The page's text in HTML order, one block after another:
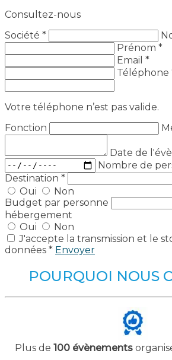
Consultez-nous
Société *
Prénom *
Email *
Téléphone
Votre téléphone n’est pas valide.
Fonction
Date de
Nombre de
Destination *
Oui
Non
Budget par personne
hébergement
Oui
Non
J'accepte la transmission et le
données * Envoyer
POURQUOI NOUS
Plus de 100 évènements